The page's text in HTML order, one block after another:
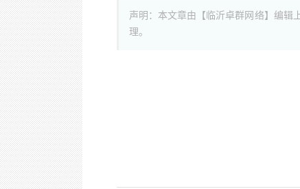
声明：本文章由【临沂卓群网络】编辑
理。